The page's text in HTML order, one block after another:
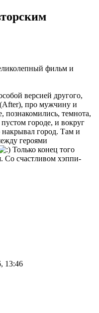
фильм и
версией другого,
про мужчину и
познакомились, темнота,
городе, и вокруг
город. Там и
героями
Только конец того
Со счастливом хэппи-
13:46